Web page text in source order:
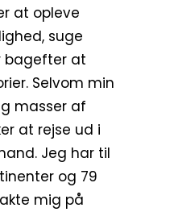
at opleve
suge
bagefter at
Selvom min
masser af
at rejse ud i
Jeg har til
og 79
mig på